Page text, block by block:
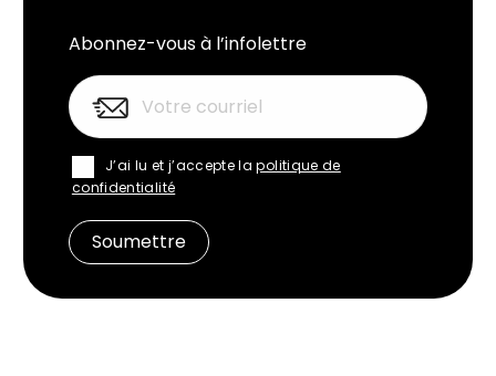
Abonnez-vous à l’infolettre
J’ai lu et j’accepte lapolitique de
confidentialité